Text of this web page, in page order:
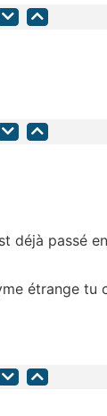
déjà passé
étrange tu